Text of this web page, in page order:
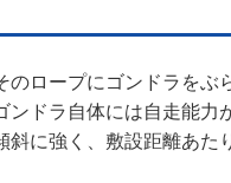
ロープにゴンドラをぶ
ドラ自体には自走能力
に強く、敷設距離あた